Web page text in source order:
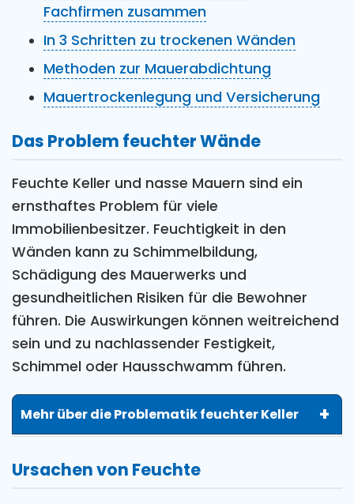
Fachfirmen zusammen
In 3 Schritten zu trockenen Wänden
Methoden zur Mauerabdichtung
Mauertrockenlegung und Versicherung
Das Problem feuchter Wände
Feuchte Keller und nasse Mauern sind ein
ernsthaftes Problem für viele
Immobilienbesitzer. Feuchtigkeit in den
Wänden kann zu Schimmelbildung,
Schädigung des Mauerwerks und
gesundheitlichen Risiken für die Bewohner
führen. Die Auswirkungen können weitreichend
sein und zu nachlassender Festigkeit,
Schimmel oder Hausschwamm führen.
Mehr über die Problematik feuchter Keller
Bauwerksabdichtung gehören zu den
Ursachen von Feuchte